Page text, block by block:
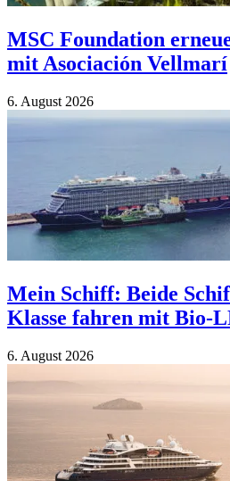
MSC Foundation
mit Asociación Vellmarí
6. Au­gust 2026
Mein Schiff: Beide
Klasse fahren mit Bio-
6. Au­gust 2026